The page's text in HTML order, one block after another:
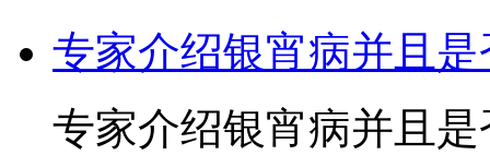
专家介绍银宵病并且
专家介绍银宵病并且